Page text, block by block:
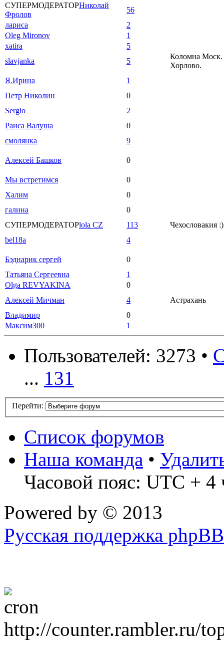
СУПЕРМОДЕРАТОРНиколай
Фролов
56
лариса
2
Oleg Mironov
1
xatira
5
slavjanka
5
Коломна Моск.
Хорлово.
Я.Ирина
1
Петр Николин
0
Sergio
2
Раиса Валуша
0
смолянка
9
Алексей Башков 0
Мы встретимся
0
Халим
0
галина
0
СУПЕРМОДЕРАТОРlola CZ 113
Чехословакия :)
bel18a
4
Бэднарик сергей
0
Татьяна Сергеевна
1
Olga REVYAKINA
0
Алексей Мичман
4
Астрахань
Владимир
0
Максим300
1
Пользователей: 3273 •
... 131
Перейти:
Список форумов
Наша команда •
Часовой пояс: UTC + 4
Powered by © 2013
Русская поддержка phpBB
http://counter.rambler.ru/